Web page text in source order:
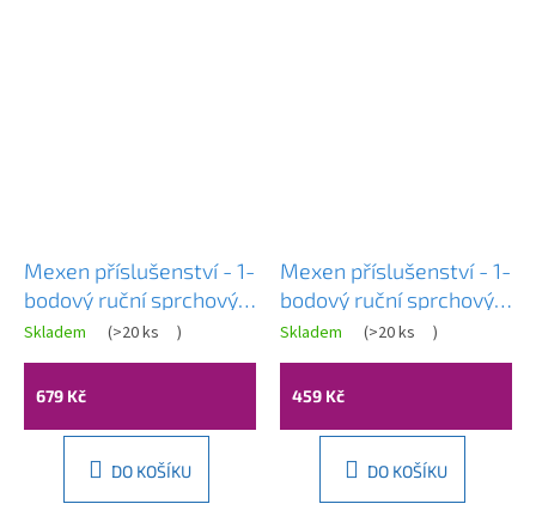
Mexen příslušenství - 1-
bodový ruční sprchový
set R-77, zlatý,
785775052-50
Skladem (>20 ks )
679 Kč
DO KOŠÍKU
Mexen příslušenství - 1-
bodový ruční sprchový
set R-77, černá,
785775052-70
Skladem (>20 ks )
459 Kč
DO KOŠÍKU